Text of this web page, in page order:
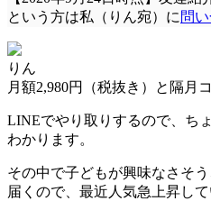
という方は私（りん宛）に 問
りん
月額2,980円（税抜き）と 隔月
LINEでやり取りするので、ち
わかります。
その中で子どもが興味なさそ
届く ので、最近人気急上昇し